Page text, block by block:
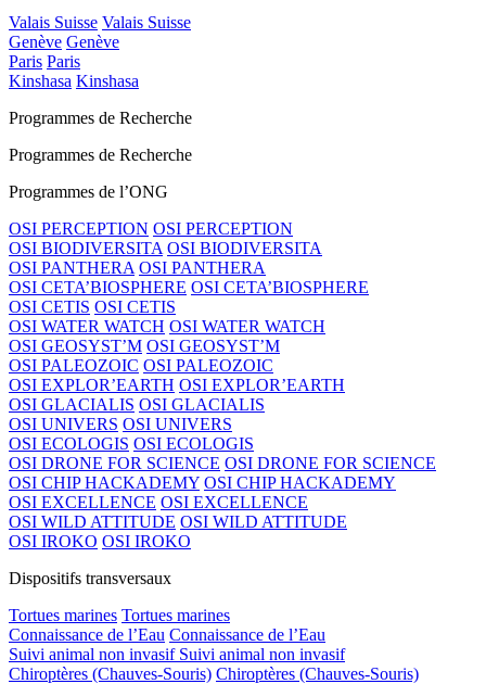
Valais Suisse Valais Suisse
Genève Genève
Paris Paris
Kinshasa Kinshasa
Programmes de Recherche
Programmes de Recherche
Programmes de l’ONG
OSI PERCEPTION OSI PERCEPTION
OSI BIODIVERSITA OSI BIODIVERSITA
OSI PANTHERA OSI PANTHERA
OSI CETA’BIOSPHERE OSI CETA’BIOSPHERE
OSI CETIS OSI CETIS
OSI WATER WATCH OSI WATER WATCH
OSI GEOSYST’M OSI GEOSYST’M
OSI PALEOZOIC OSI PALEOZOIC
OSI EXPLOR’EARTH OSI EXPLOR’EARTH
OSI GLACIALIS OSI GLACIALIS
OSI UNIVERS OSI UNIVERS
OSI ECOLOGIS OSI ECOLOGIS
OSI DRONE FOR SCIENCE OSI DRONE FOR SCIENCE
OSI CHIP HACKADEMY OSI CHIP HACKADEMY
OSI EXCELLENCE OSI EXCELLENCE
OSI WILD ATTITUDE OSI WILD ATTITUDE
OSI IROKO OSI IROKO
Dispositifs transversaux
Tortues marines Tortues marines
Connaissance de l’Eau Connaissance de l’Eau
Suivi animal non invasif Suivi animal non invasif
Chiroptères (Chauves-Souris) Chiroptères (Chauves-Souris)